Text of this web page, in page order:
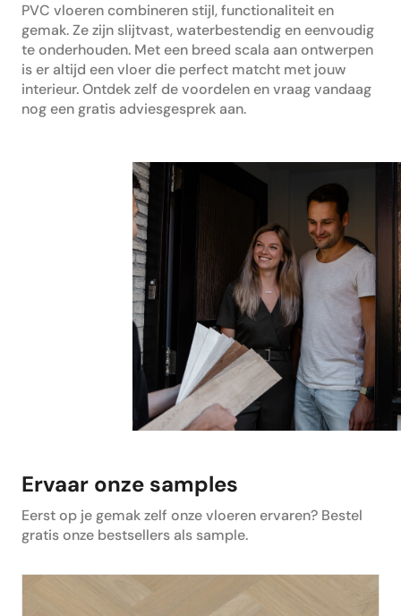
met de nieuwe PVC vloer! Hij is heel netjes
gelegd en is nu de absolute blikvanger in
ons huis. Dus ik zou de volgende keer zeker
weer mijn vloer bestellen via Floors
Company.
PVC vloeren combineren stijl, functionaliteit en
gemak. Ze zijn slijtvast, waterbestendig en eenvoudig
te onderhouden. Met een breed scala aan ontwerpen
is er altijd een vloer die perfect matcht met jouw
interieur. Ontdek zelf de voordelen en vraag vandaag
nog een gratis adviesgesprek aan.
Ervaar onze samples
Eerst op je gemak zelf onze vloeren ervaren? Bestel
gratis onze bestsellers als sample.